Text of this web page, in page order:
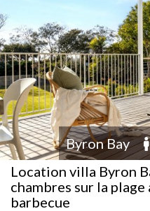
Byron Bay
Location villa Byron
chambres sur la
barbecue